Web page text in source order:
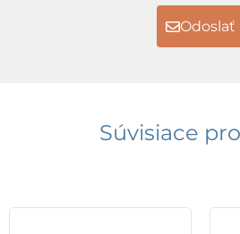
Odoslať
Súvisiace